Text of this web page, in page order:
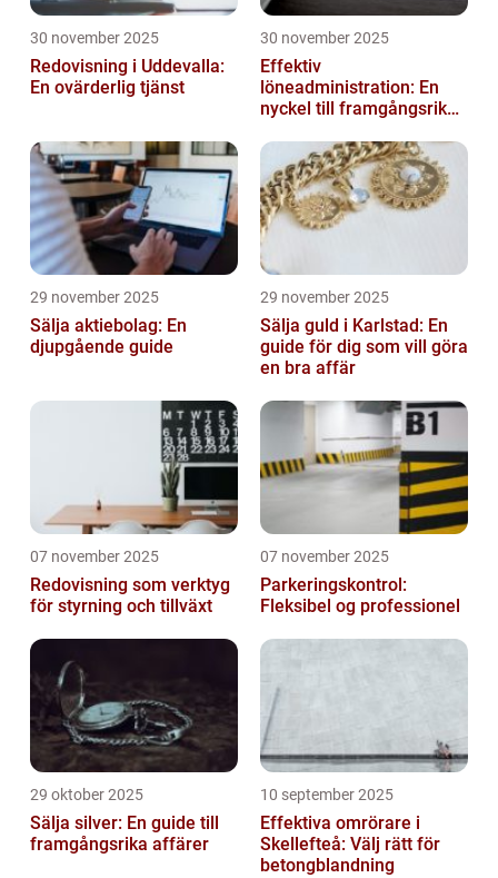
30 november 2025
Redovisning i Uddevalla:
En ovärderlig tjänst
30 november 2025
Effektiv
löneadministration: En
nyckel till framgångsrika
29 november 2025
Sälja aktiebolag: En
djupgående guide
29 november 2025
Sälja guld i Karlstad: En
guide för dig som vill göra
en bra affär
07 november 2025
Redovisning som verktyg
för styrning och tillväxt
07 november 2025
Parkeringskontrol:
Fleksibel og professionel
29 oktober 2025
Sälja silver: En guide till
framgångsrika affärer
10 september 2025
Effektiva omrörare i
Skellefteå: Välj rätt för
betongblandning